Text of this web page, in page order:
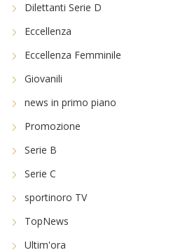
Dilettanti Serie D
Eccellenza
Eccellenza Femminile
Giovanili
news in primo piano
Promozione
Serie B
Serie C
sportinoro TV
TopNews
Ultim'ora